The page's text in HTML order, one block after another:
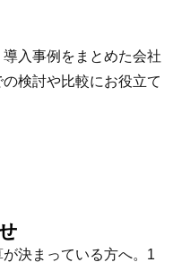
入事例をまとめた会社
検討や比較にお役立て
決まっている方へ。1